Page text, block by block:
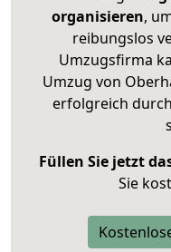
organisieren,
reibungslos
Umzugsfirma
Umzug von
erfolgreich
Füllen Sie jetzt
Sie